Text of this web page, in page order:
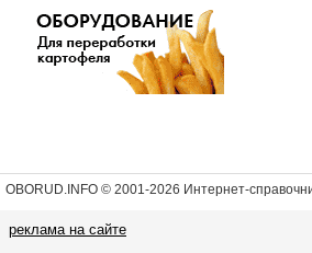
OBORUD.INFO © 2001-2026 Интернет-
реклама на сайте